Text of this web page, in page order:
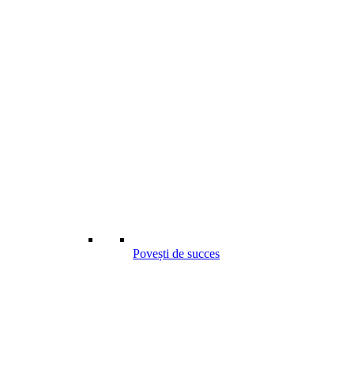
Povești de succes